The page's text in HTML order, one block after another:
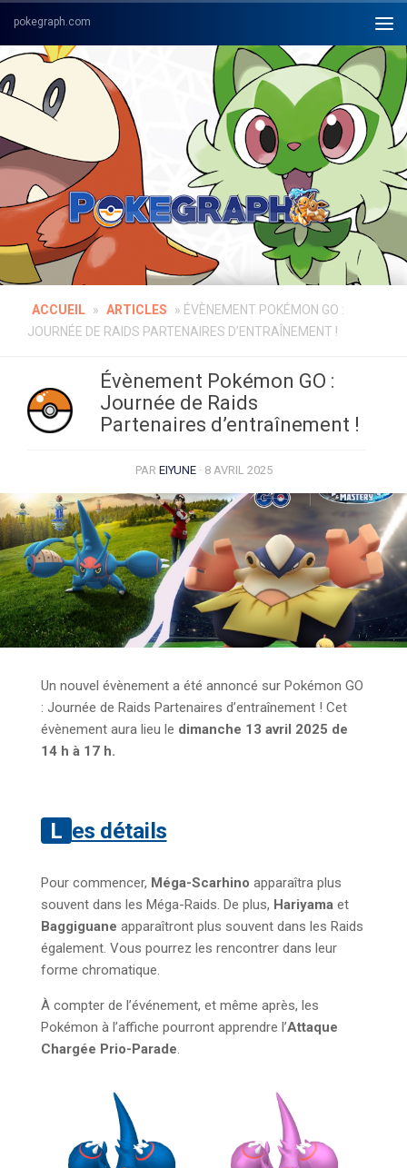
Skip to content
ACCUEIL » ARTICLES » ÉVÈNEMENT POKÉMON GO :
JOURNÉE DE RAIDS PARTENAIRES D’ENTRAÎNEMENT !
Évènement Pokémon GO :
Journée de Raids
Partenaires d’entraînement !
PAR EIYUNE · 8 AVRIL 2025
Un nouvel évènement a été annoncé sur Pokémon GO
: Journée de Raids Partenaires d’entraînement ! Cet
évènement aura lieu le dimanche 13 avril 2025 de
14 h à 17 h.
Les détails
Pour commencer, Méga-Scarhino apparaîtra plus
souvent dans les Méga-Raids. De plus, Hariyama et
Baggiguane apparaîtront plus souvent dans les Raids
également. Vous pourrez les rencontrer dans leur
forme chromatique.
À compter de l’événement, et même après, les
Pokémon à l’affiche pourront apprendre l’Attaque
Chargée Prio-Parade.